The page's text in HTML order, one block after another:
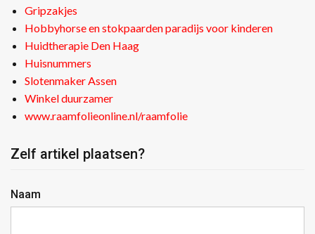
Gripzakjes
Hobbyhorse en stokpaarden paradijs voor kinderen
Huidtherapie Den Haag
Huisnummers
Slotenmaker Assen
Winkel duurzamer
www.raamfolieonline.nl/raamfolie
Zelf artikel plaatsen?
Naam